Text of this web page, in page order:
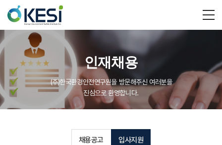
인재채용
(주)한국환경안전연구원을 방문해주신 여러분을
진심으로 환영합니다.
채용공고 입사지원